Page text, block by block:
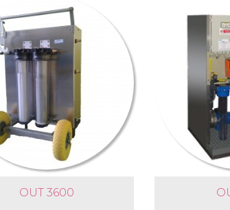
OUT 3600